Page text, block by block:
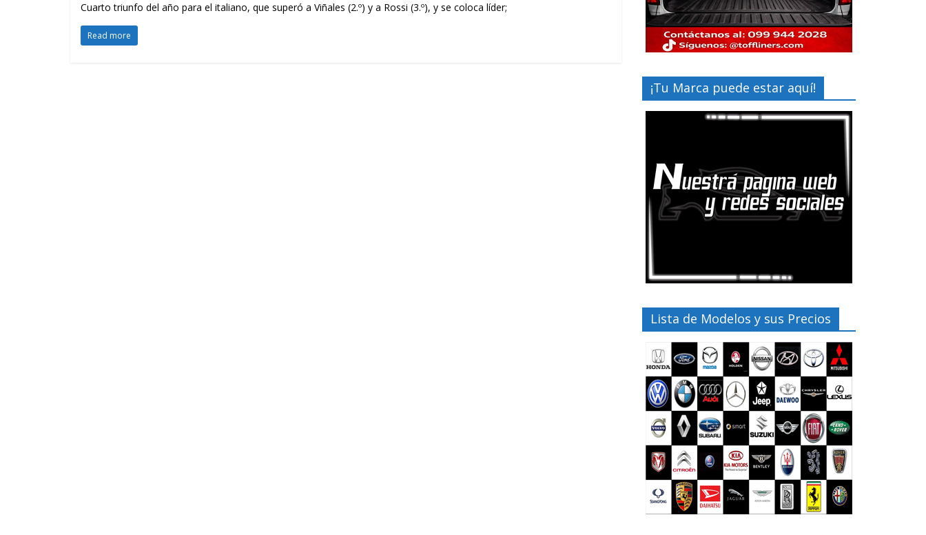
Cuarto triunfo del año para el italiano, que superó a Viñales (2.º) y a Rossi (3.º), y se coloca líder;
Read more
¡Tu Marca puede estar aquí!
Lista de Modelos y sus Precios